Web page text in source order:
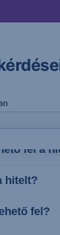
fel a
hitelt?
fel?